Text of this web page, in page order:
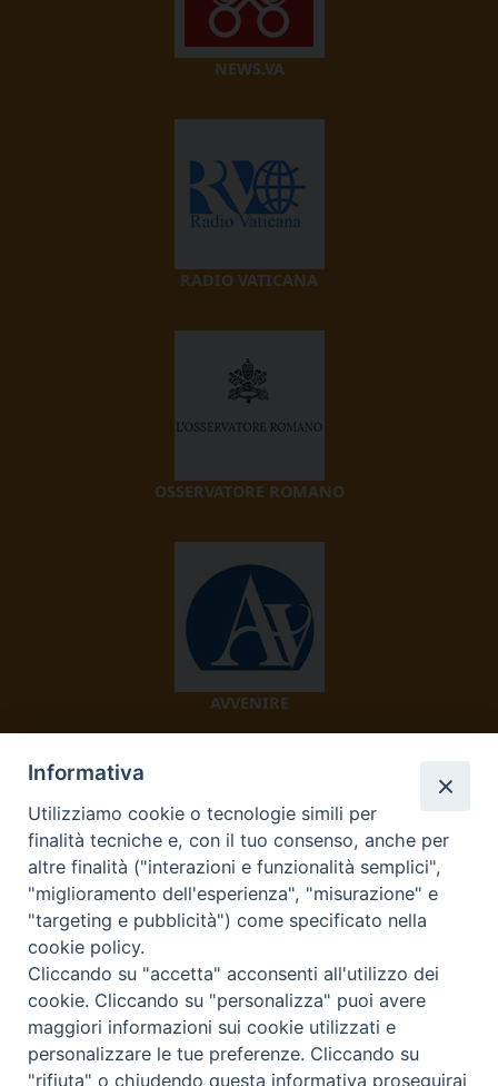
NEWS.VA
RADIO VATICANA
OSSERVATORE ROMANO
AVVENIRE
TV 2000
Diocesi di Ivrea
Curia Vescovile Piazza Castello, 3 10015 Ivrea (To) Tel.
Informativa
Utilizziamo cookie o tecnologie simili per
finalità tecniche e, con il tuo consenso, anche per
altre finalità ("interazioni e funzionalità semplici",
"miglioramento dell'esperienza", "misurazione" e
"targeting e pubblicità") come specificato nella
cookie policy.
Cliccando su "accetta" acconsenti all'utilizzo dei
cookie. Cliccando su "personalizza" puoi avere
maggiori informazioni sui cookie utilizzati e
personalizzare le tue preferenze. Cliccando su
"rifiuta" o chiudendo questa informativa proseguirai